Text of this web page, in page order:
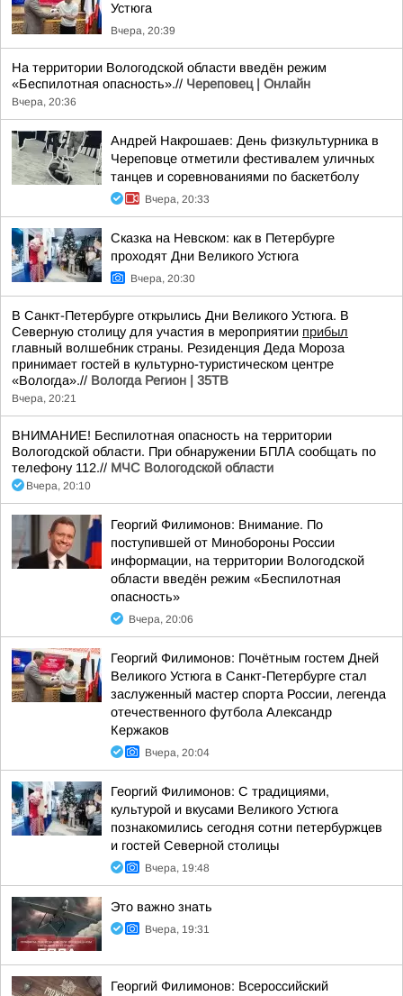
Устюга
Вчера, 20:39
На территории Вологодской области введён режим
«Беспилотная опасность».// Череповец | Онлайн
Вчера, 20:36
Андрей Накрошаев: День физкультурника в
Череповце отметили фестивалем уличных
танцев и соревнованиями по баскетболу
Вчера, 20:33
Сказка на Невском: как в Петербурге
проходят Дни Великого Устюга
Вчера, 20:30
В Санкт-Петербурге открылись Дни Великого Устюга. В
Северную столицу для участия в мероприятии прибыл
главный волшебник страны. Резиденция Деда Мороза
принимает гостей в культурно-туристическом центре
«Вологда».// Вологда Регион | 35ТВ
Вчера, 20:21
ВНИМАНИЕ! Беспилотная опасность на территории
Вологодской области. При обнаружении БПЛА сообщать по
телефону 112.// МЧС Вологодской области
Вчера, 20:10
Георгий Филимонов: Внимание. По
поступившей от Минобороны России
информации, на территории Вологодской
области введён режим «Беспилотная
опасность»
Вчера, 20:06
Георгий Филимонов: Почётным гостем Дней
Великого Устюга в Санкт-Петербурге стал
заслуженный мастер спорта России, легенда
отечественного футбола Александр
Кержаков
Вчера, 20:04
Георгий Филимонов: С традициями,
культурой и вкусами Великого Устюга
познакомились сегодня сотни петербуржцев
и гостей Северной столицы
Вчера, 19:48
Это важно знать
Вчера, 19:31
Георгий Филимонов: Всероссийский